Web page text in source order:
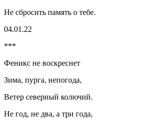
Не сбросить память о тебе.
04.01.22
***
Феникс не воскреснет
Зима, пурга, непогода,
Ветер северный колючий.
Не год, не два, а три года,